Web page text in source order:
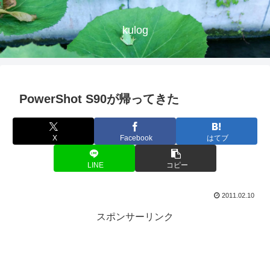
kulog
PowerShot S90が帰ってきた
X Facebook はてブ
LINE コピー
2011.02.10
スポンサーリンク